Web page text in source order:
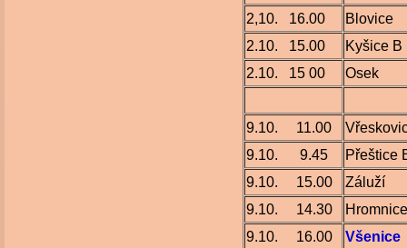
2,10. 16.00
Blovice
2.10. 15.00
Kyšice B
2.10. 15 00
Osek
9.10. 11.00
9.10. 9.45
Přeštice
9.10. 15.00
Záluží
9.10. 14.30
Hromnice
9.10. 16.00
Všenice